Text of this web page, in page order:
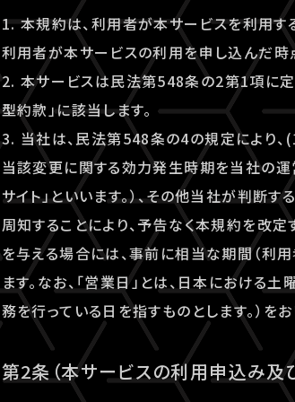
1. 本規約は、利用者が本サービスを利用
利用者が本サービスの利用を申し込んだ時
2. 本サービスは民法第548条の2第1項に定
型約款」に該当します。
3. 当社は、民法第548条の4の規定により
当該変更に関する効力発生時期を当社の運
サイト」といいます。）、その他当社が判断す
周知することにより、予告なく本規約を改
を与える場合には、事前に相当な期間（利
ます。なお、「営業日」とは、日本におけ
務を行っている日を指すものとします。）を
第2条（本サービスの利用申込み及